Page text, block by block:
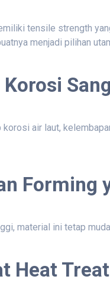
tensile strength
menjadi pilihan
korosi air laut,
Forming
material ini tetap
Heat Treat